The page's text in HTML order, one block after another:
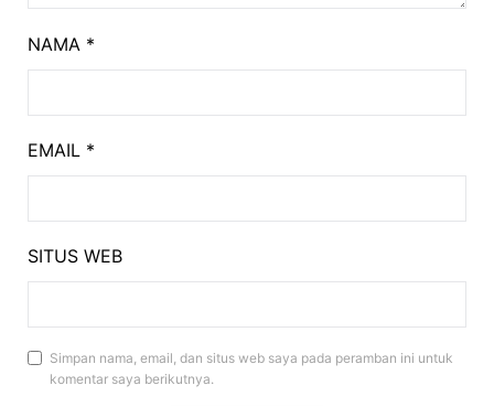
NAMA *
EMAIL *
SITUS WEB
Simpan nama, email, dan situs web saya pada peramban ini untuk
komentar saya berikutnya.